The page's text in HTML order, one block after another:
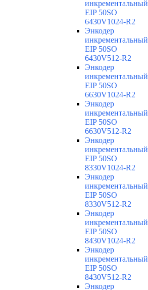
инкрементальный
EIP 50SO
6430V1024-R2
Энкодер
инкрементальный
EIP 50SO
6430V512-R2
Энкодер
инкрементальный
EIP 50SO
6630V1024-R2
Энкодер
инкрементальный
EIP 50SO
6630V512-R2
Энкодер
инкрементальный
EIP 50SO
8330V1024-R2
Энкодер
инкрементальный
EIP 50SO
8330V512-R2
Энкодер
инкрементальный
EIP 50SO
8430V1024-R2
Энкодер
инкрементальный
EIP 50SO
8430V512-R2
Энкодер